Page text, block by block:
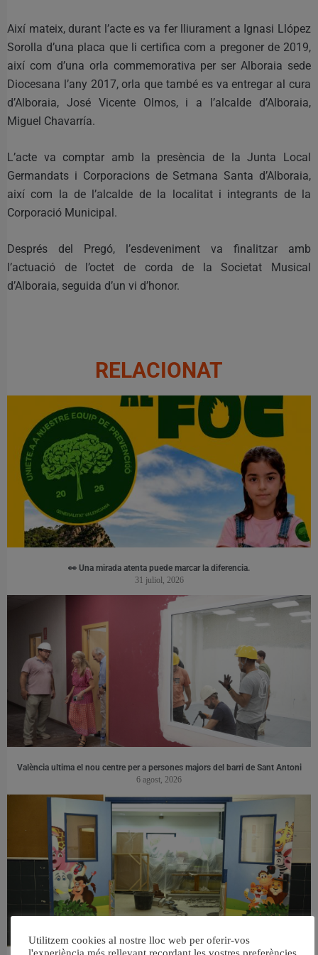
Així mateix, durant l’acte es va fer lliurament a Ignasi Llópez
Sorolla d’una placa que li certifica com a pregoner de 2019,
així com d’una orla commemorativa per ser Alboraia sede
Diocesana l’any 2017, orla que també es va entregar al cura
d’Alboraia, José Vicente Olmos, i a l’alcalde d’Alboraia,
Miguel Chavarría.
L’acte va comptar amb la presència de la Junta Local
Germandats i Corporacions de Setmana Santa d’Alboraia,
així com la de l’alcalde de la localitat i integrants de la
Corporació Municipal.
Després del Pregó, l’esdeveniment va finalitzar amb
l’actuació de l’octet de corda de la Societat Musical
d’Alboraia, seguida d’un vi d’honor.
RELACIONAT
👀 Una mirada atenta puede marcar la diferencia.
31 juliol, 2026
València ultima el nou centre per a persones majors del barri de Sant Antoni
6 agost, 2026
Utilitzem cookies al nostre lloc web per oferir-vos
l'experiència més rellevant recordant les vostres preferències